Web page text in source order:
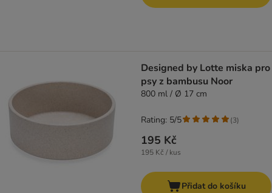
Designed by Lotte miska pro
psy z bambusu Noor
800 ml / Ø 17 cm
195 Kč
195 Kč / kus
Rating: 5/5 (3)
Přidat do košíku